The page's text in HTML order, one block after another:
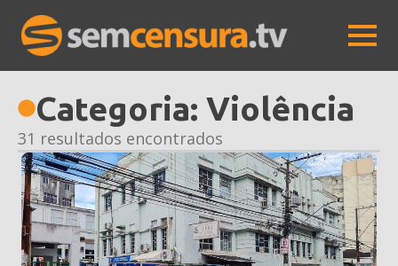
Categoria: Violência
31 resultados encontrados